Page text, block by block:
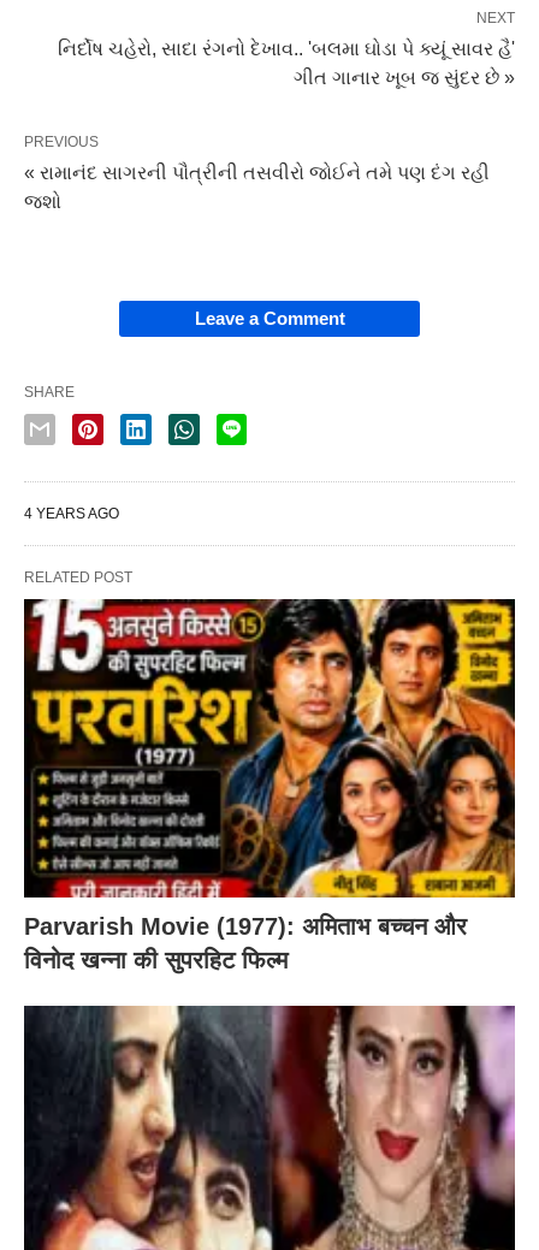
NEXT
નિર્દોષ ચહેરો, સાદા રંગનો દેખાવ.. 'બલમા ઘોડા પે ક્યૂં સાવર હૈ'
ગીત ગાનાર ખૂબ જ સુંદર છે »
PREVIOUS
« રામાનંદ સાગરની પૌત્રીની તસવીરો જોઈને તમે પણ દંગ રહી
જશો
Leave a Comment
SHARE
4 YEARS AGO
RELATED POST
Parvarish Movie (1977): अमिताभ बच्चन और
विनोद खन्ना की सुपरहिट फिल्म